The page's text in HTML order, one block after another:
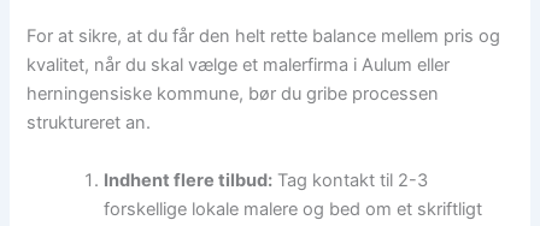
For at sikre, at du får den helt rette balance mellem pris og
kvalitet, når du skal vælge et malerfirma i Aulum eller
herningensiske kommune, bør du gribe processen
struktureret an.
Indhent flere tilbud: Tag kontakt til 2-3
forskellige lokale malere og bed om et skriftligt